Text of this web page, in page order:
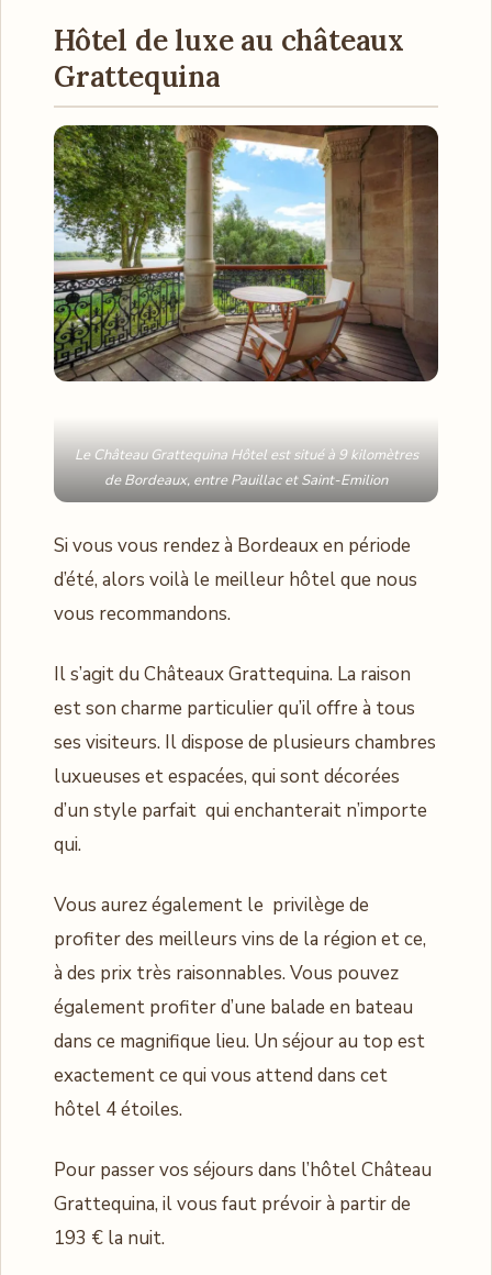
Hôtel de luxe au châteaux
Grattequina
Le Château Grattequina Hôtelest situé à 9 kilomètres
de Bordeaux, entre Pauillac et Saint-Emilion
Si vous vous rendez à Bordeaux en période
d’été, alors voilà le meilleur hôtel que nous
vous recommandons.
Il s’agit du Châteaux Grattequina. La raison
est son charme particulier qu’il offre à tous
ses visiteurs. Il dispose de plusieurs chambres
luxueuses et espacées, qui sont décorées
d’un style parfait qui enchanterait n’importe
qui.
Vous aurez également le privilège de
profiter des meilleurs vins de la région et ce,
à des prix très raisonnables. Vous pouvez
également profiter d’une balade en bateau
dans ce magnifique lieu. Un séjour au top est
exactement ce qui vous attend dans cet
hôtel 4 étoiles.
Pour passer vos séjours dans l’hôtel Château
Grattequina, il vous faut prévoir à partir de
193 € la nuit.